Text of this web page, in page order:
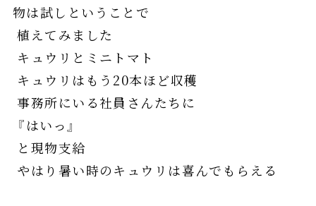
物は試しということで
植えてみました
キュウリとミニトマト
キュウリはもう20本ほど収穫
事務所にいる社員さんたちに
『はいっ』
と現物支給
やはり暑い時のキュウリは喜んでもらえる